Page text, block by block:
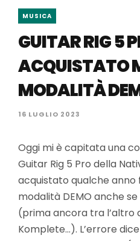
MUSICA
GUITAR RIG 5
ACQUISTATO
MODALITÀ
16 LUGLIO 2023
Oggi mi è capitata una
Guitar Rig 5 Pro della
acquistato qualche anno
modalità DEMO anche
(prima ancora tra l’altro
Komplete…). L’errore